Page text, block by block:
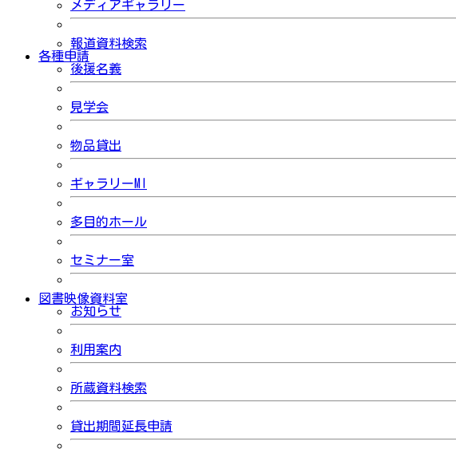
メディアギャラリー
報道資料検索
各種申請
後援名義
見学会
物品貸出
ギャラリーMI
多目的ホール
セミナー室
図書映像資料室
お知らせ
利用案内
所蔵資料検索
貸出期間延長申請